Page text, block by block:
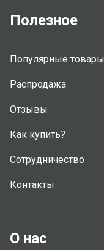
Полезное
Популярные товары
Распродажа
Отзывы
Как купить?
Сотрудничество
Контакты
О нас